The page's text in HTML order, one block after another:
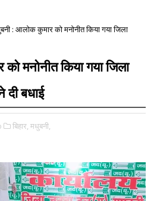
: आलोक कुमार को मनोनीत किया गया जिला
मनोनीत किया गया जिला
दी बधाई
बिहार, मधुबनी,